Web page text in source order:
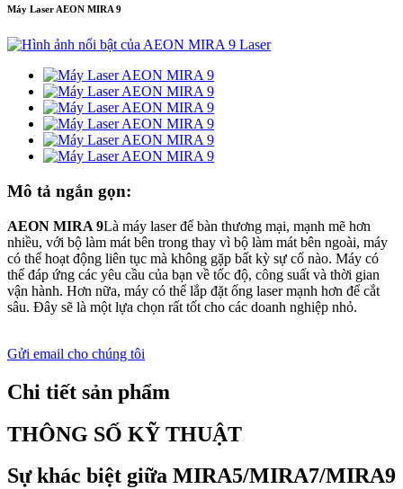
Máy Laser AEON MIRA 9
Mô tả ngắn gọn:
AEON MIRA 9Là máy laser để bàn thương mại, mạnh mẽ hơn
nhiều, với bộ làm mát bên trong thay vì bộ làm mát bên ngoài, máy
có thể hoạt động liên tục mà không gặp bất kỳ sự cố nào. Máy có
thể đáp ứng các yêu cầu của bạn về tốc độ, công suất và thời gian
vận hành. Hơn nữa, máy có thể lắp đặt ống laser mạnh hơn để cắt
sâu. Đây sẽ là một lựa chọn rất tốt cho các doanh nghiệp nhỏ.
Gửi email cho chúng tôi
Chi tiết sản phẩm
THÔNG SỐ KỸ THUẬT
Sự khác biệt giữa MIRA5/MIRA7/MIRA9